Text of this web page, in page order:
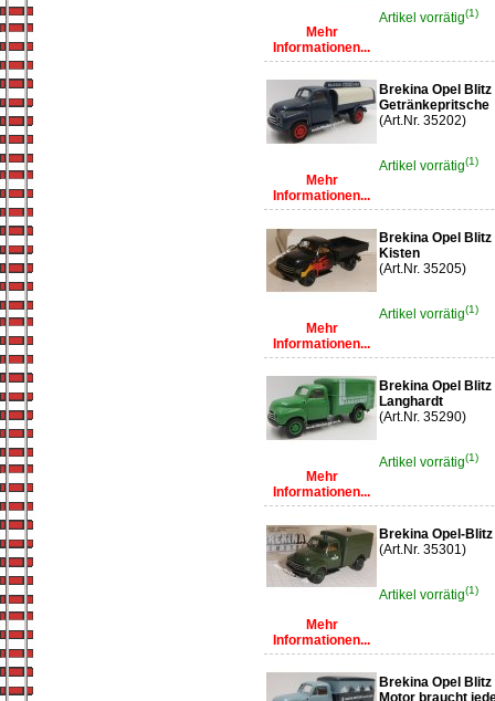
Mehr
Informationen...
Artikel vorrätig(1)
Mehr
Informationen...
Brekina Opel
Getränkepritsche
(Art.Nr. 35202)
Artikel vorrätig(1)
Mehr
Informationen...
Brekina Opel
Kisten
(Art.Nr. 35205)
Artikel vorrätig(1)
Mehr
Informationen...
Brekina Opel
Langhardt
(Art.Nr. 35290)
Artikel vorrätig(1)
Mehr
Informationen...
Brekina Opel-
(Art.Nr. 35301)
Artikel vorrätig(1)
Brekina Opel
Motor braucht